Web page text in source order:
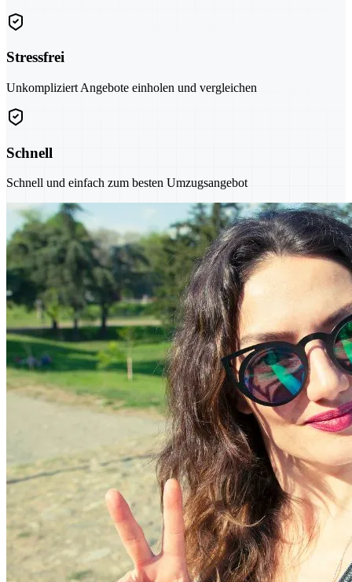
Stressfrei
Unkompliziert Angebote einholen und vergleichen
Schnell
Schnell und einfach zum besten Umzugsangebot